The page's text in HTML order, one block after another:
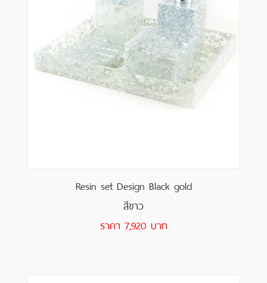
Resin set Design Black gold
สีขาว
ราคา 7,920 บาท